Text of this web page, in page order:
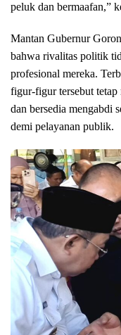
peluk dan bermaafan,”
Mantan Gubernur
bahwa rivalitas politik
profesional mereka.
figur-figur tersebut tetap
dan bersedia mengabdi
demi pelayanan publik.